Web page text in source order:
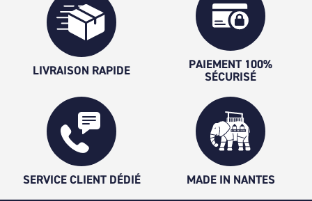
LIVRAISON RAPIDE
PAIEMENT 100%
SÉCURISÉ
SERVICE CLIENT DÉDIÉ MADE IN NANTES